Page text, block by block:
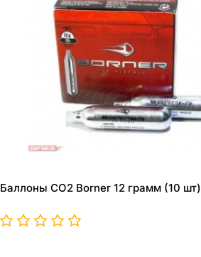
Баллоны СО2 Borner 12 грамм (10 шт)